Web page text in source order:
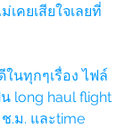
คยเสียใจเลยที่
นทุกๆเรื่อง ไฟล์
long haul flight
.ม. และtime